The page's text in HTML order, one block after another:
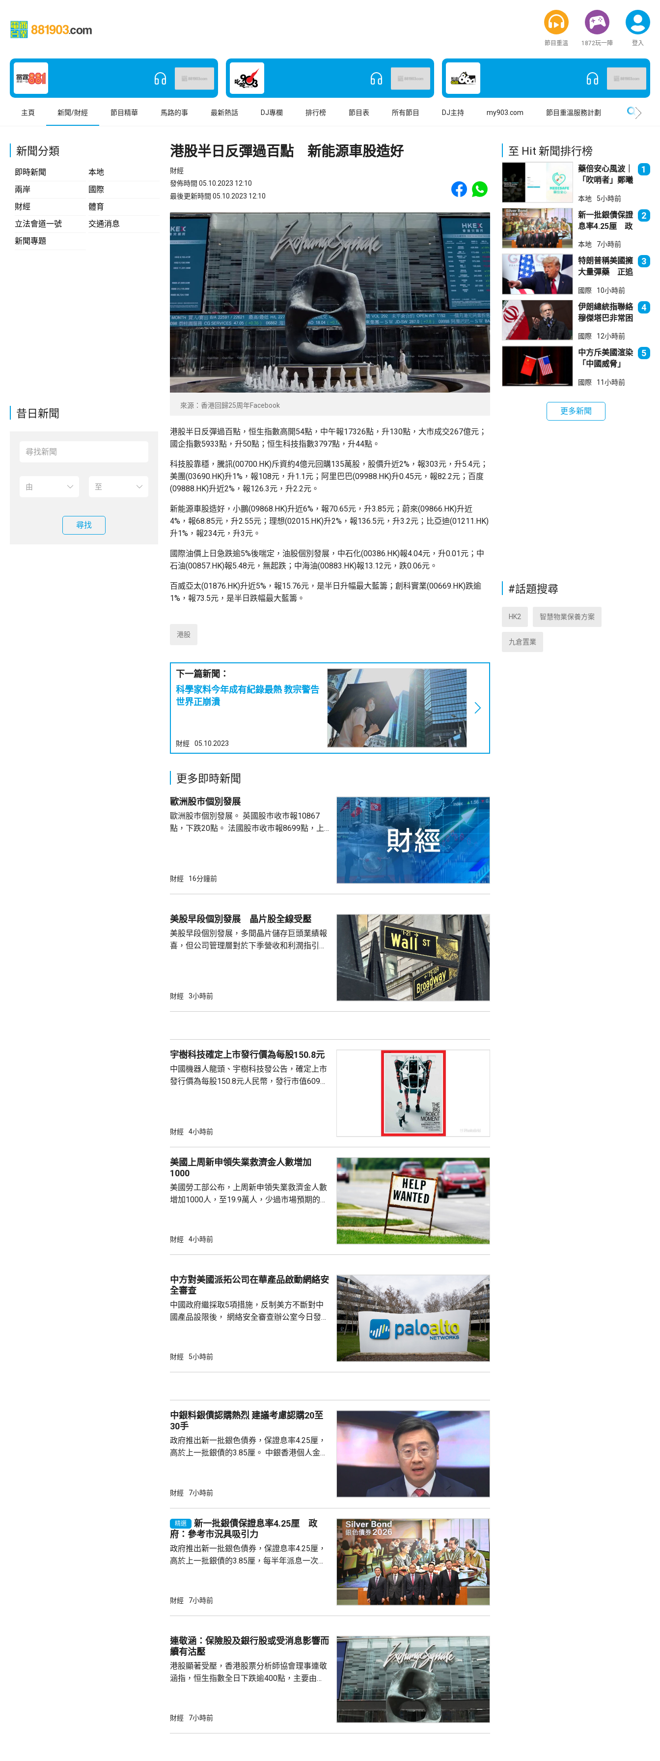
節目重溫 1872玩一陣 登入
主頁 新聞/財經 節目精華 馬路的事 最新熱話 DJ專欄 排行榜 節目表 所有節目 DJ主持 my903.com 節目重溫服務計劃
新聞分類
即時新聞
本地
兩岸
國際
財經
體育
立法會道一號
交通消息
新聞專題
昔日新聞
尋找
港股半日反彈過百點 新能源車股造好
財經
發佈時間 05.10.2023 12:10
最後更新時間 05.10.2023 12:10
Share to Facebook
Share to WhatsApp
來源：香港回歸25周年Facebook
港股半日反彈過百點，恒生指數高開54點，中午報17326點，升130點，大市成交267億元；
國企指數5933點，升50點；恒生科技指數3797點，升44點。
科技股靠穩，騰訊(00700.HK)斥資約4億元回購135萬股，股價升近2%，報303元，升5.4元；
美團(03690.HK)升1%，報108元，升1.1元；阿里巴巴(09988.HK)升0.45元，報82.2元；百度
(09888.HK)升近2%，報126.3元，升2.2元。
新能源車股造好，小鵬(09868.HK)升近6%，報70.65元，升3.85元；蔚來(09866.HK)升近
4%，報68.85元，升2.55元；理想(02015.HK)升2%，報136.5元，升3.2元；比亞迪(01211.HK)
升1%，報234元，升3元。
國際油價上日急跌逾5%後喘定，油股個別發展，中石化(00386.HK)報4.04元，升0.01元；中
石油(00857.HK)報5.48元，無起跌；中海油(00883.HK)報13.12元，跌0.06元。
百威亞太(01876.HK)升近5%，報15.76元，是半日升幅最大藍籌；創科實業(00669.HK)跌逾
1%，報73.5元，是半日跌幅最大藍籌。
港股
下一篇新聞：
科學家料今年成有紀錄最熱 教宗警告
世界正崩潰
財經 05.10.2023
更多即時新聞
歐洲股巿個別發展
歐洲股巿個別發展。 英國股巿收巿報10867
點，下跌20點。 法國股巿收巿報8699點，上
財經 16分鐘前
美股早段個別發展 晶片股全線受壓
美股早段個別發展，多間晶片儲存巨頭業績報
喜，但公司管理層對於下季營收和利潤指引未
指數最新報54315點，跌33點； 標準普爾500
財經 3小時前
宇樹科技確定上市發行價為每股150.8元
中國機器人龍頭、宇樹科技發公告，確定上市
發行價為每股150.8元人民幣，發行市值609億
開發行新股4040多萬股，擬發行數量佔發行後
萬股，網下初始發行數量為2580多萬股，初始
戰略配售數量約為809萬股。發行完成後，宇
財經 4小時前
美國上周新申領失業救濟金人數增加
1000
美國勞工部公布，上周新申領失業救濟金人數
增加1000人，至19.9萬人，少過市場預期的
19.8萬。
財經 4小時前
中方對美國派拓公司在華產品啟動網絡安
全審查
中國政府繼採取5項措施，反制美方不斷對中
國產品設限後， 網絡安全審查辦公室今日發公
公告指，為保障關鍵信息基礎設施安全穩定運
美國採取5項反制措施，包括加強無人機相關
兩用物項對出口管...
財經 5小時前
中銀料銀債認購熱烈 建議考慮認購20至
30手
政府推出新一批銀色債券，保證息率4.25厘，
高於上一批銀債的3.85厘。 中銀香港個人金融
帶動股市和債市波動，令風險較低及收益穩定
引。他指，近年銀色債券的認購反應熱烈，每
年超過30萬人參與，預料今次認購人數會更
多，建議市民可考慮購買20...
財經 7小時前
精選
新一批銀債保證息率4.25厘 政
府：參考市況具吸引力
政府推出新一批銀色債券，保證息率4.25厘，
高於上一批銀債的3.85厘，每半年派息一次。
100手債券；持有有效香港身份證、1967年或
符合認購資格，會視乎認購反應，將目標發行
額上調至最多550億元。 財經事務及庫務局局
長許...
財經 7小時前
連敬涵：保險股及銀行股或受消息影響而
續有沽壓
港股顯著受壓，香港股票分析師協會理事連敬
涵指，恒生指數全日下跌逾400點，主要由於
滙豐(00005.HK)受消息影響，亦分別跌逾6%及
財經 7小時前
至 Hit 新聞排行榜
藥倍安心風波｜
「吹哨者」鄭曦
進行刑事調查
1
本地 5小時前
新一批銀債保證
息率4.25厘 政
吸引力
2
本地 7小時前
特朗普稱美國擁
大量彈藥 正追
者」
3
國際 10小時前
伊朗總統指聯絡
穆傑塔巴非常困
製造分裂
4
國際 12小時前
中方斥美國渲染
「中國威脅」
與華為合作
5
國際 11小時前
更多新聞
#話題搜尋
HK2 智慧物業保養方案
九倉置業